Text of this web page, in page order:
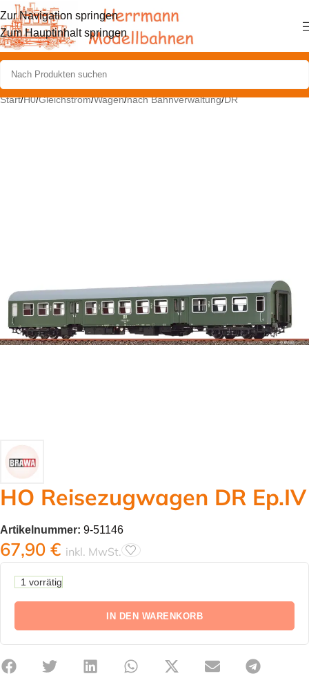
Zur Navigation springen
Zum Hauptinhalt springen
Start/H0/Gleichstrom/Wagen/nach Bahnverwaltung/DR
HO Reisezugwagen DR Ep.IV
Artikelnummer: 9-51146
67,90 € inkl. MwSt.
1 vorrätig
IN DEN WARENKORB